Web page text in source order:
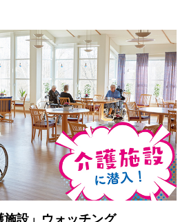
施設」ウォッチング